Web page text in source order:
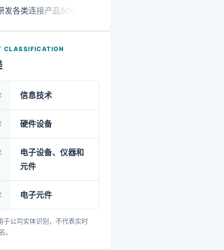
发各类连接产品500多个系
认可实验室。截至2024年
参与制订行业标准920余
已通过GB/T19001和
标准的军民质量管理体系
国军标生产线认证、
际航空航天质量管理体系
汽车行业质量管理
理体系认证、ISO14001环
、ISO45001职业健康安全
CLASSIFICATION
信息技术
硬件设备
电子设备、仪器和
元件
电子元件
于公司实体识别，不代表实时
。